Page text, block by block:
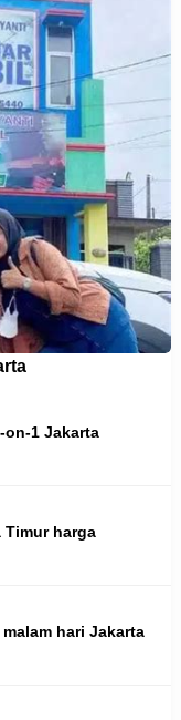
1 Jakarta
harga
hari Jakarta